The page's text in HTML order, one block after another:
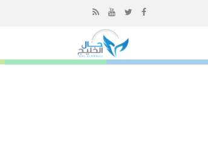
المحتوى